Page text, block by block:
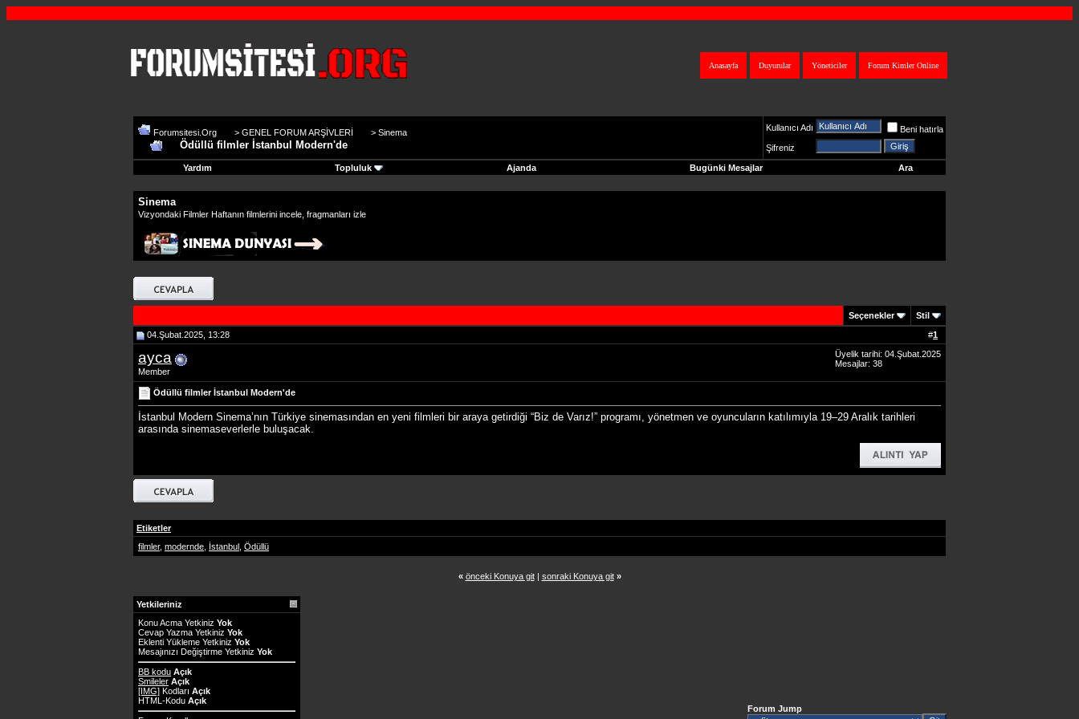
Forum Kimler Online
Yöneticiler
Duyurular
Anasayfa
Forumsitesi.Org > GENEL FORUM ARŞİVLERİ > Sinema
Ödüllü filmler İstanbul Modern'de
Kullanıcı Adı
Beni hatırla
Şifreniz
Yardım Topluluk Ajanda Bugünki Mesajlar Ara
Sinema
Vizyondaki Filmler Haftanın filmlerini incele, fragmanları izle
Seçenekler
Stil
#1
04.Şubat.2025, 13:28
ayca
Member
Üyelik tarihi: 04.Şubat.2025
Mesajlar: 38
Ödüllü filmler İstanbul Modern'de
İstanbul Modern Sinema’nın Türkiye sinemasından en yeni filmleri bir araya getirdiği “Biz de Varız!” programı, yönetmen ve oyuncuların katılımıyla 19–29 Aralık tarihleri
arasında sinemaseverlerle buluşacak.
Etiketler
filmler, modernde İstanbul Ödüllü
« önceki Konuya git| sonraki Konuya git »
Yetkileriniz
Konu Acma Yetkiniz Yok
Cevap Yazma Yetkiniz Yok
Eklenti Yükleme Yetkiniz Yok
Mesajınızı Değiştirme Yetkiniz Yok
BB kodu Açık
Smileler Açık
[IMG] Kodları Açık
HTML-Kodu Açık
Forum Jump